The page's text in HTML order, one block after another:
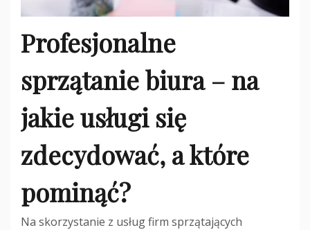
Profesjonalne
sprzątanie biura – na
jakie usługi się
zdecydować, a które
pominąć?
Na skorzystanie z usług firm sprzątających